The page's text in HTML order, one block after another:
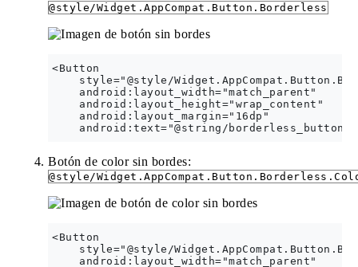
@style/Widget.AppCompat.Button.Borderless
<Button
style="@style/
    android:layout_width="match_parent"
    android:layout_height="wrap_content"
    android:layout_margin="16dp"
Botón de color sin bordes:
@style/
<Button
style="@style/
    android:layout_width="match_parent"